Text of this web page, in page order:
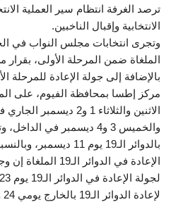
ترصد الغرفة انتظام سير العملية
الانتخابية وإقبال الناخبين.
الملغاة ضمن المرحلة الأولى، بقرار
بالإضافة إلى جولة الإعادة للمرحلة
مركز إطسا بمحافظة الفيوم، على
الاثنين والثلاثاء 1 و2
والخميس 3 و4 ديسمبر في
بالدوائر الـ19 يوم 11
الإعادة في الدوائر